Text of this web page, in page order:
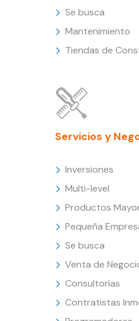
Se busca
Mantenimiento
Tiendas de
Servicios y
Inversiones
Multi-level
Productos
Pequeña
Se busca
Venta de
Consultorías
Contratistas